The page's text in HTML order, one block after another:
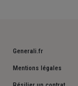
Generali.fr
Mentions légales